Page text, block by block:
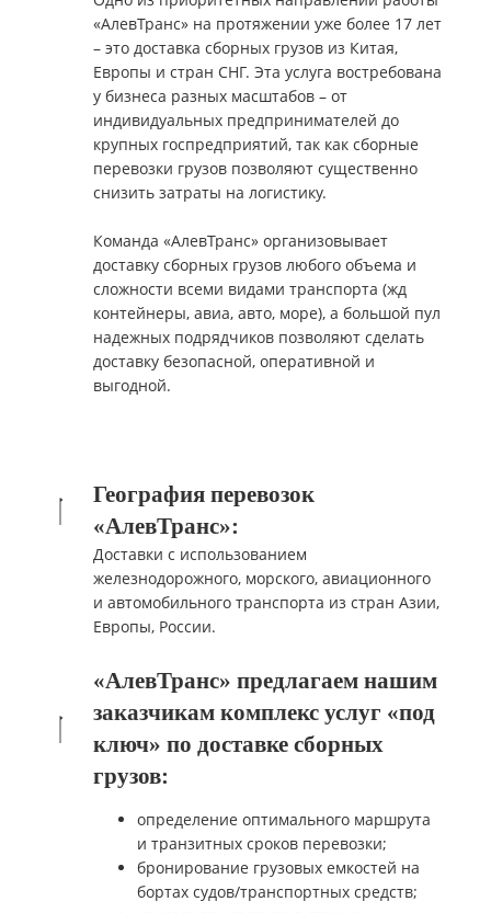
«АлевТранс» на протяжении уже более 17 лет
– это доставка сборных грузов из Китая,
Европы и стран СНГ. Эта услуга востребована
у бизнеса разных масштабов – от
индивидуальных предпринимателей до
крупных госпредприятий, так как сборные
перевозки грузов позволяют существенно
снизить затраты на логистику.
Команда «АлевТранс» организовывает
доставку сборных грузов любого объема и
сложности всеми видами транспорта (жд
контейнеры, авиа, авто, море), а большой пул
надежных подрядчиков позволяют сделать
доставку безопасной, оперативной и
выгодной.
География перевозок
«АлевТранс»:
Доставки с использованием
железнодорожного, морского, авиационного
и автомобильного транспорта из стран Азии,
Европы, России.
«АлевТранс» предлагаем нашим
заказчикам комплекс услуг «под
ключ» по доставке сборных
грузов:
определение оптимального маршрута
и транзитных сроков перевозки;
бронирование грузовых емкостей на
бортах судов/транспортных средств;